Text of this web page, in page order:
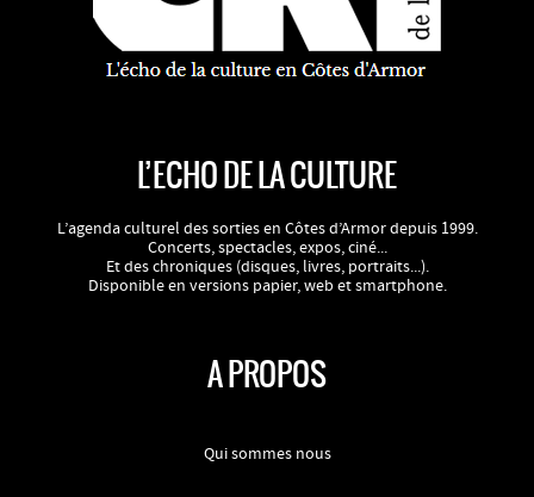
L’ECHO DE LA CULTURE
L’agenda culturel des sorties en Côtes d’Armor depuis 1999.
Concerts, spectacles, expos, ciné...
Et des chroniques (disques, livres, portraits...).
Disponible en versions papier, web et smartphone.
A PROPOS
Qui sommes nous